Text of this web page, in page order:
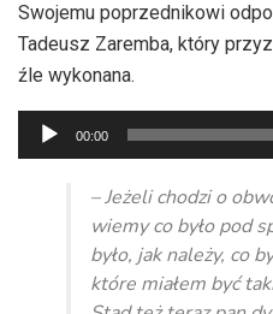
Swojemu poprzednikowi
Tadeusz Zaremba, który
źle wykonana.
Odtwarzacz
plików
dźwiękowych
00:00
– Jeżeli chodzi o
wiemy co było pod
było, jak należy, co
które miałem być